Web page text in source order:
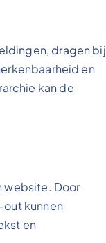
dragen bij
en
kan de
website. Door
kunnen
en